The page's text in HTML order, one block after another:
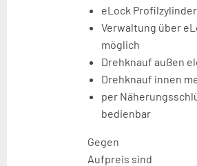
eLock
Verwaltung über
möglich
Drehknauf außen
Drehknauf innen
per
bedienbar
Gegen
Aufpreis sind